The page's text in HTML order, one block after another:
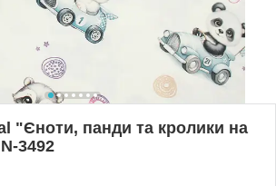
"Єноти, панди та кролики на
3492